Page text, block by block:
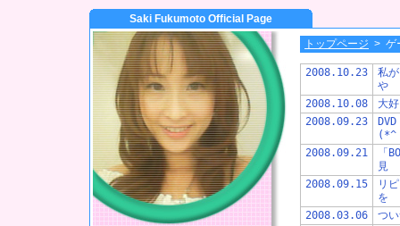
Saki Fukumoto Official Page
トップページ > ゲ
2008.10.23
私
や
2008.10.08
大
2008.09.23
(*^
2008.09.21
「
見
2008.09.15
リ
を
2008.03.06
つ